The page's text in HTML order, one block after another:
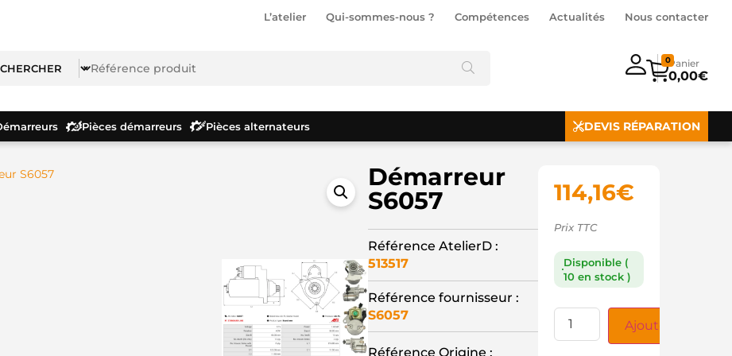
L’atelier Qui-sommes-nous ? Compétences Actualités Nous contacter
0,00€
0
Pièces démarreurs Pièces alternateurs DEVIS RÉPARATION
S6057
Démarreur
S6057
Référence AtelierD :
513517
Référence fournisseur :
S6057
Référence Origine :
114,16€
Prix TTC
Disponible (
10 en stock )
Ajouter au